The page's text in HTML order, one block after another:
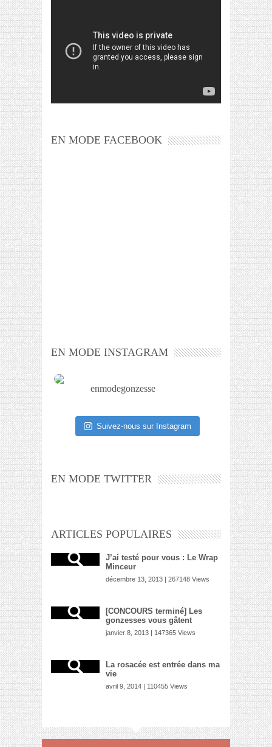
EN MODE FACEBOOK
EN MODE INSTAGRAM
enmodegonzesse
Suivez-nous sur Instagram
EN MODE TWITTER
ARTICLES POPULAIRES
J’ai testé pour vous : Le Wrap
Minceur
décembre 13, 2013 | 267148 Views
[CONCOURS terminé] Les
gonzesses vous gâtent
janvier 8, 2013 | 147365 Views
La rosacée est entrée dans ma
vie
avril 9, 2014 | 110455 Views